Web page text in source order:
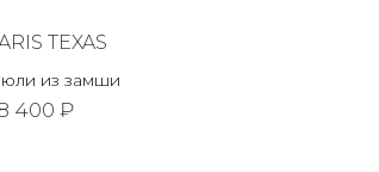
TEXAS
из замши
400 ₽